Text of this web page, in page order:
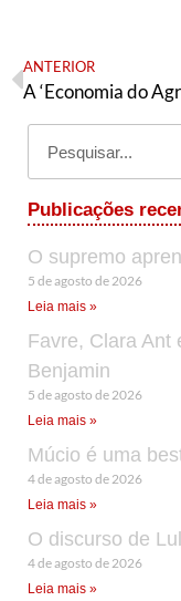
ANTERIOR
Publicações
O supremo
5 de agosto de 2026
Leia mais »
Favre, Clara Ant
Benjamin
5 de agosto de 2026
Leia mais »
Múcio é uma
4 de agosto de 2026
Leia mais »
O discurso de
4 de agosto de 2026
Leia mais »